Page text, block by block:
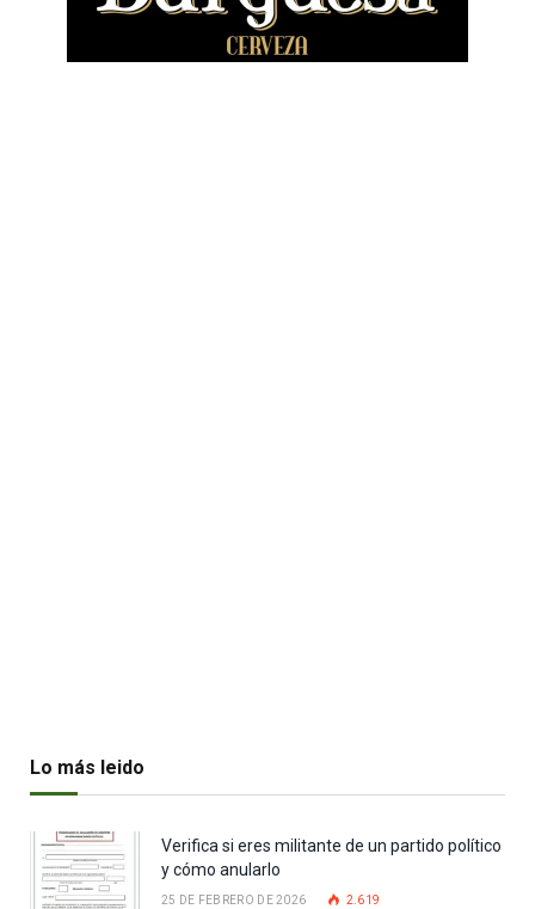
Lo más leido
Verifica si eres militante de un partido político
y cómo anularlo
25 DE FEBRERO DE 2026 2.619